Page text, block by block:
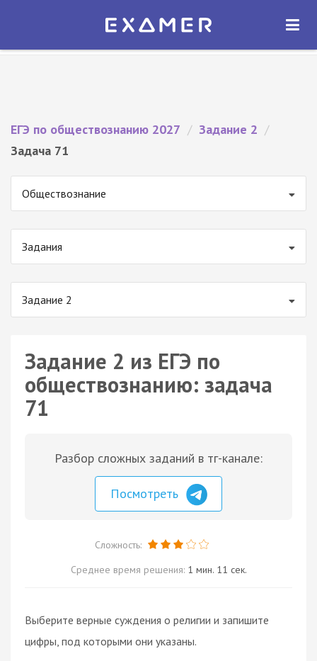
Экзамер — ЕГЭ 2027
ОТКРЫТЬ
ЕГЭ по обществознанию 2027 / Задание 2 /
Задача 71
Обществознание
Задания
Задание 2
Задание 2 из ЕГЭ по
обществознанию: задача
71
Разбор сложных заданий в тг-канале:
Посмотреть
Сложность:
Среднее время решения: 1 мин. 11 сек.
Выберите верные суждения о религии и запишите
цифры, под которыми они указаны.